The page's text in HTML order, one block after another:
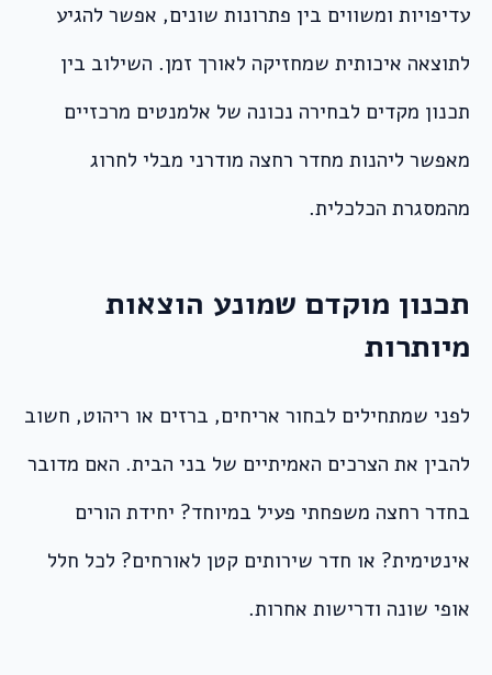
עדיפויות ומשווים בין פתרונות שונים, אפשר להגיע
לתוצאה איכותית שמחזיקה לאורך זמן. השילוב בין
תכנון מקדים לבחירה נכונה של אלמנטים מרכזיים
מאפשר ליהנות מחדר רחצה מודרני מבלי לחרוג
מהמסגרת הכלכלית.
תכנון מוקדם שמונע הוצאות
מיותרות
לפני שמתחילים לבחור אריחים, ברזים או ריהוט, חשוב
להבין את הצרכים האמיתיים של בני הבית. האם מדובר
בחדר רחצה משפחתי פעיל במיוחד? יחידת הורים
אינטימית? או חדר שירותים קטן לאורחים? לכל חלל
אופי שונה ודרישות אחרות.